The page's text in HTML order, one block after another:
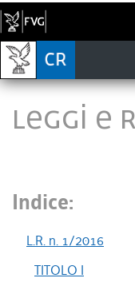
LEGGI E
Indice:
L.R. n. 1/2016
TITOLO I